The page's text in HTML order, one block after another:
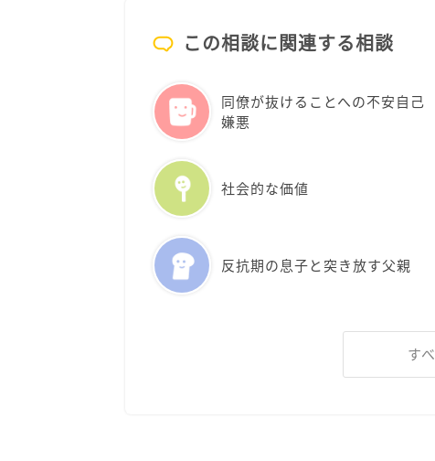
この相談に関連する相談
同僚が抜けることへの不安自己
嫌悪
社会的な価値
反抗期の息子と突き放す父親
す